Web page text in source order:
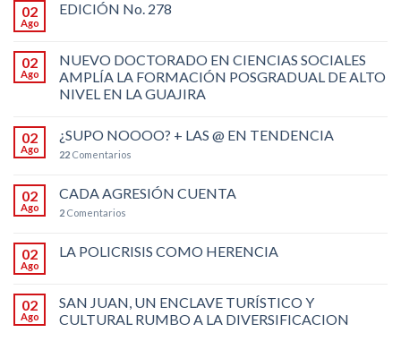
02
Ago
EDICIÓN No. 278
02
Ago
NUEVO DOCTORADO EN CIENCIAS SOCIALES
AMPLÍA LA FORMACIÓN POSGRADUAL DE ALTO
NIVEL EN LA GUAJIRA
02
Ago
¿SUPO NOOOO? + LAS @ EN TENDENCIA
22 Comentarios
02
Ago
CADA AGRESIÓN CUENTA
2 Comentarios
02
Ago
LA POLICRISIS COMO HERENCIA
02
Ago
SAN JUAN, UN ENCLAVE TURÍSTICO Y
CULTURAL RUMBO A LA DIVERSIFICACION